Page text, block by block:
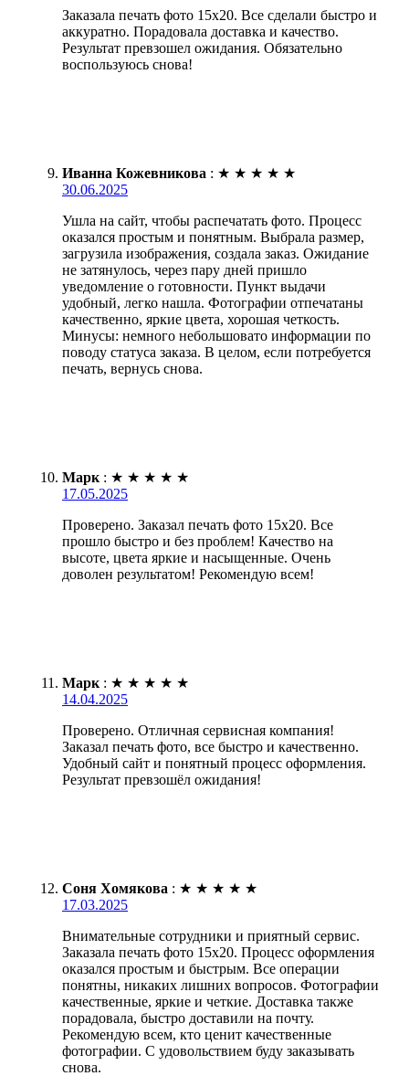
Заказала печать фото 15х20. Все сделали быстро и
аккуратно. Порадовала доставка и качество.
Результат превзошел ожидания. Обязательно
воспользуюсь снова!
Иванна Кожевникова : ★ ★ ★ ★ ★
30.06.2025
Ушла на сайт, чтобы распечатать фото. Процесс
оказался простым и понятным. Выбрала размер,
загрузила изображения, создала заказ. Ожидание
не затянулось, через пару дней пришло
уведомление о готовности. Пункт выдачи
удобный, легко нашла. Фотографии отпечатаны
качественно, яркие цвета, хорошая четкость.
Минусы: немного небольшовато информации по
поводу статуса заказа. В целом, если потребуется
печать, вернусь снова.
Марк : ★ ★ ★ ★ ★
17.05.2025
Проверено. Заказал печать фото 15х20. Все
прошло быстро и без проблем! Качество на
высоте, цвета яркие и насыщенные. Очень
доволен результатом! Рекомендую всем!
Марк : ★ ★ ★ ★ ★
14.04.2025
Проверено. Отличная сервисная компания!
Заказал печать фото, все быстро и качественно.
Удобный сайт и понятный процесс оформления.
Результат превзошёл ожидания!
Соня Хомякова : ★ ★ ★ ★ ★
17.03.2025
Внимательные сотрудники и приятный сервис.
Заказала печать фото 15х20. Процесс оформления
оказался простым и быстрым. Все операции
понятны, никаких лишних вопросов. Фотографии
качественные, яркие и четкие. Доставка также
порадовала, быстро доставили на почту.
Рекомендую всем, кто ценит качественные
фотографии. С удовольствием буду заказывать
снова.